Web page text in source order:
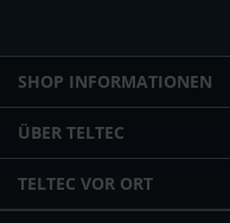
SHOP INFORMATIONEN
ÜBER TELTEC
TELTEC VOR ORT